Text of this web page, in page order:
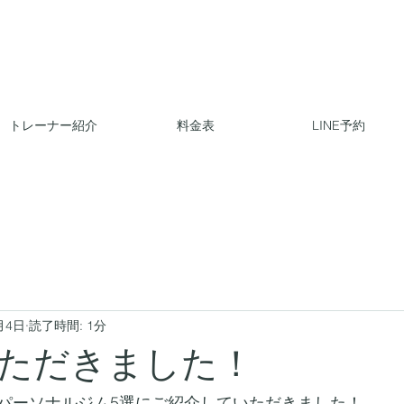
トレーナー紹介 料金表 LINE予約
だきました！
4日 読了時間: 1分